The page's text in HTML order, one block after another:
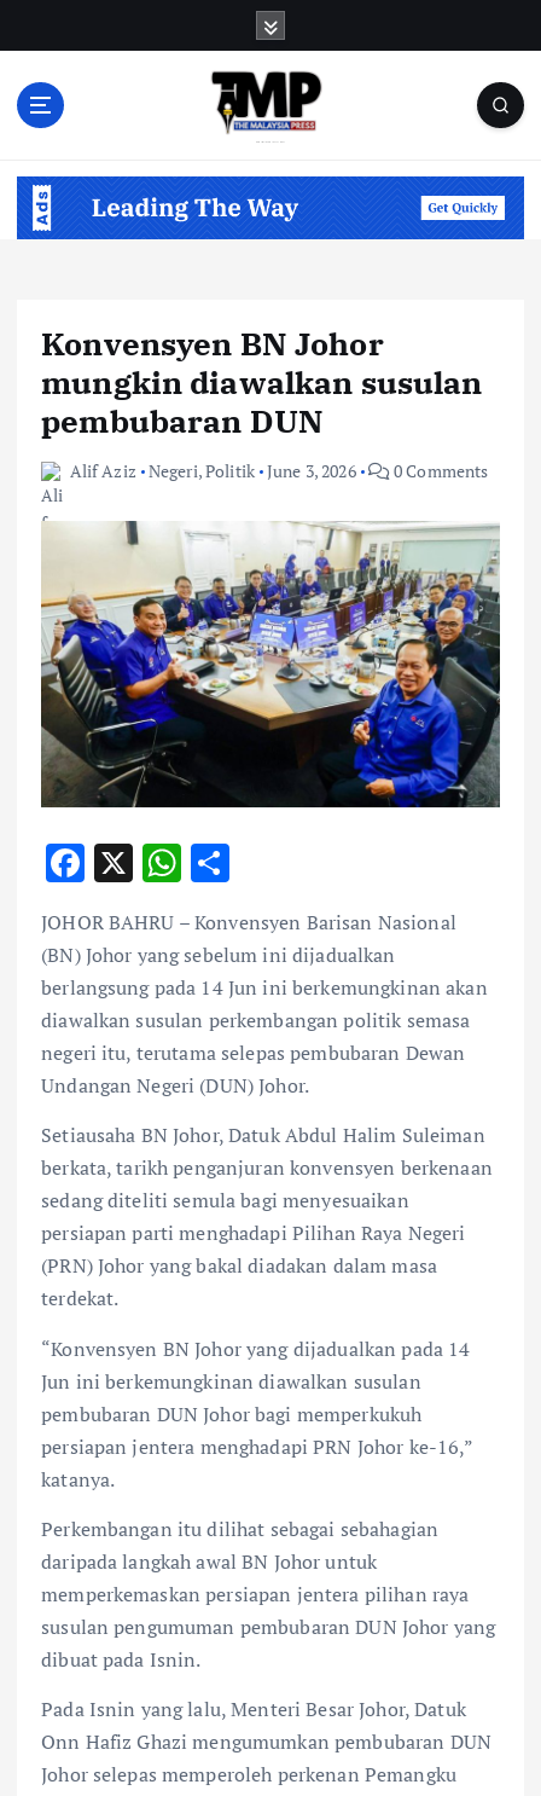
Konvensyen BN Johor
mungkin diawalkan susulan
pembubaran DUN
Alif Aziz Negeri,Politik June 3, 2026 0 Comments
F
e
b
o
o
k
X W
at
s
A
p
p
ar
e
JOHOR BAHRU – Konvensyen Barisan Nasional
(BN) Johor yang sebelum ini dijadualkan
berlangsung pada 14 Jun ini berkemungkinan akan
diawalkan susulan perkembangan politik semasa
negeri itu, terutama selepas pembubaran Dewan
Undangan Negeri (DUN) Johor.
Setiausaha BN Johor, Datuk Abdul Halim Suleiman
berkata, tarikh penganjuran konvensyen berkenaan
sedang diteliti semula bagi menyesuaikan
persiapan parti menghadapi Pilihan Raya Negeri
(PRN) Johor yang bakal diadakan dalam masa
terdekat.
“Konvensyen BN Johor yang dijadualkan pada 14
Jun ini berkemungkinan diawalkan susulan
pembubaran DUN Johor bagi memperkukuh
persiapan jentera menghadapi PRN Johor ke-16,”
katanya.
Perkembangan itu dilihat sebagai sebahagian
daripada langkah awal BN Johor untuk
memperkemaskan persiapan jentera pilihan raya
susulan pengumuman pembubaran DUN Johor yang
dibuat pada Isnin.
Pada Isnin yang lalu, Menteri Besar Johor, Datuk
Onn Hafiz Ghazi mengumumkan pembubaran DUN
Johor selepas memperoleh perkenan Pemangku